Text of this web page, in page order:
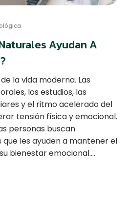
Ayudan A
la vida moderna. Las
los estudios, las
y el ritmo acelerado del
tensión física y emocional.
personas buscan
les ayuden a mantener el
bienestar emocional.…